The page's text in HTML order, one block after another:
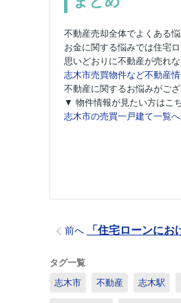
不動産売却全体でよくある
お金に関する悩みでは住宅
思いどおりに不動産が売れ
志木市売買物件など不動産
不動産に関するお悩みがご
▼ 物件情報が見たい方はこ
志木市の売買一戸建て一覧
前へ
タグ一覧
志木市
不動産 志木駅